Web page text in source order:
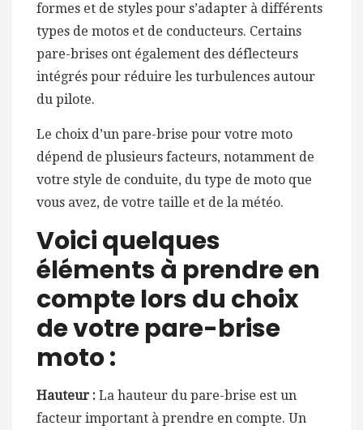
formes et de styles pour s’adapter à différents
types de motos et de conducteurs. Certains
pare-brises ont également des déflecteurs
intégrés pour réduire les turbulences autour
du pilote.
Le choix d’un pare-brise pour votre moto
dépend de plusieurs facteurs, notamment de
votre style de conduite, du type de moto que
vous avez, de votre taille et de la météo.
Voici quelques
éléments à prendre en
compte lors du choix
de votre pare-brise
moto :
Hauteur : La hauteur du pare-brise est un
facteur important à prendre en compte. Un